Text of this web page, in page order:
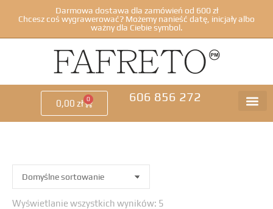
Darmowa dostawa dla zamówień od 600 zł
Chcesz coś wygrawerować? Możemy nanieść datę, inicjały albo
ważny dla Ciebie symbol.
0,00 zł 0 606 856 272
Wyświetlanie wszystkich wyników: 5